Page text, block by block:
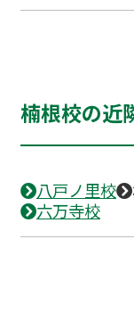
楠根校の近
八戸ノ里校
六万寺校